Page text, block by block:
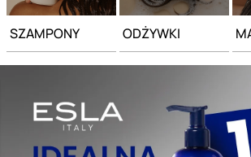
SZAMPONY ODŻYWKI